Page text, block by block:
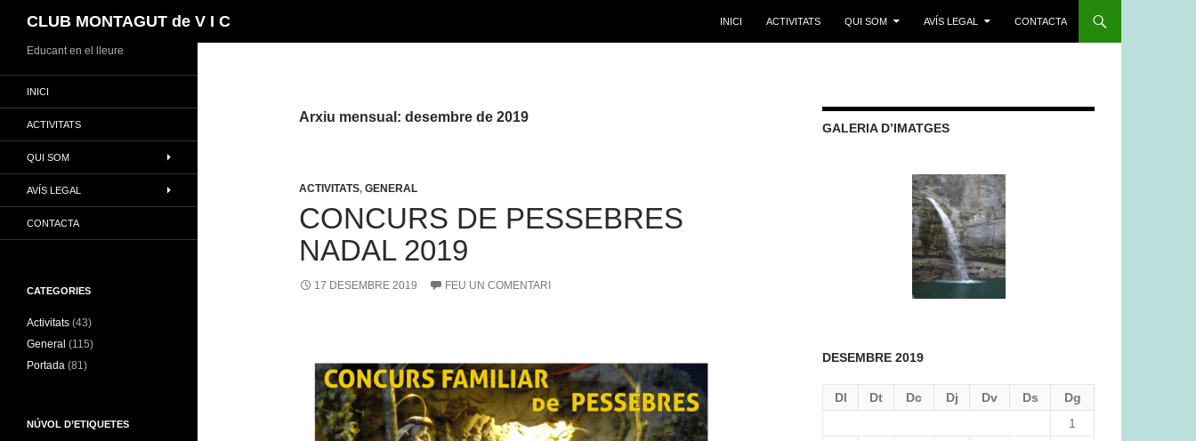
al
contingut
CLUB MONTAGUT de V I C INICI ACTIVITATS QUI SOM AVÍS LEGAL CONTACTA
Arxiu mensual: desembre de 2019
ACTIVITATS, GENERAL
CONCURS DE PESSEBRES
NADAL 2019
17 DESEMBRE 2019 FEU UN COMENTARI
GALERIA D’IMATGES
DESEMBRE 2019
Dl Dt Dc Dj Dv Ds
Dg
1
Educant en el lleure
INICI
ACTIVITATS
QUI SOM
AVÍS LEGAL
CONTACTA
CATEGORIES
Activitats (43)
General (115)
Portada (81)
NÚVOL D’ETIQUETES